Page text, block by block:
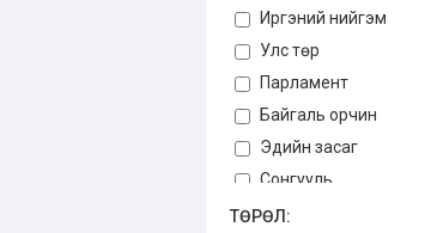
Иргэний нийгэм
Улс төр
Парламент
Байгаль орчин
Эдийн засаг
Сонгууль
Авлига
ТӨРӨЛ: